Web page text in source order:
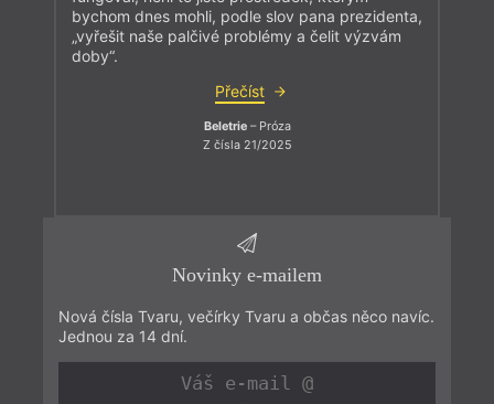
bychom dnes mohli, podle slov pana prezidenta,
„vyřešit naše palčivé problémy a čelit výzvám
doby“.
Přečíst
Beletrie– Próza
Z čísla 21/2025
Novinky e-mailem
Nová čísla Tvaru, večírky Tvaru a občas něco navíc.
Jednou za 14 dní.